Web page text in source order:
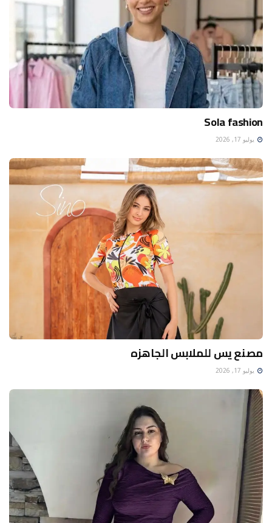
Sola fashion
يوليو 17, 2026
مصنع يس للملابس الجاهزه
يوليو 17, 2026